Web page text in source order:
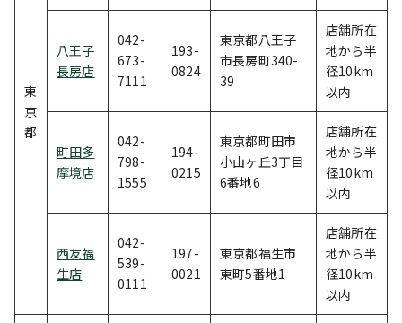
東
京
都
八王子
長房店
042-
673-
7111
193-
0824
東京都八王子
市長房町340-
39
店舗所在
地から半
径10km
以内
町田多
摩境店
042-
798-
1555
194-
0215
東京都町田市
小山ヶ丘3丁目
6番地6
店舗所在
地から半
径10km
以内
西友福
生店
042-
539-
0111
197-
0021
東京都福生市
東町5番地1
店舗所在
地から半
径10km
以内